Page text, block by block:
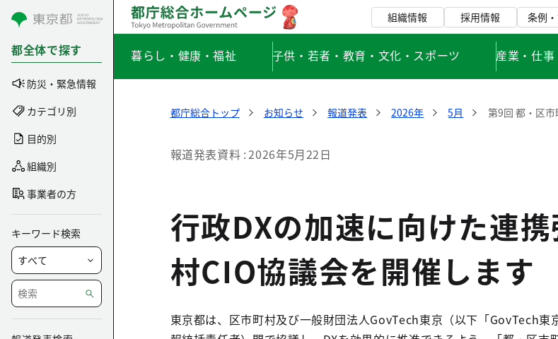
コンテンツにスキップ
都全体で探す
防災・緊急情報
カテゴリ別
目的別
組織別
事業者の方
キーワード検索
組織情報 採用情報 条例
暮らし・健康・福祉 子供・若者・教育・文化・スポーツ 産業・仕
都庁総合トップ お知らせ 報道発表 2026年 5月 第9回 都・区
報道発表資料 2026年5月22日
行政DXの加速に向けた連
村CIO協議会を開催します
東京都は、区市町村及び一般財団法人GovTech東京（以下「GovTech